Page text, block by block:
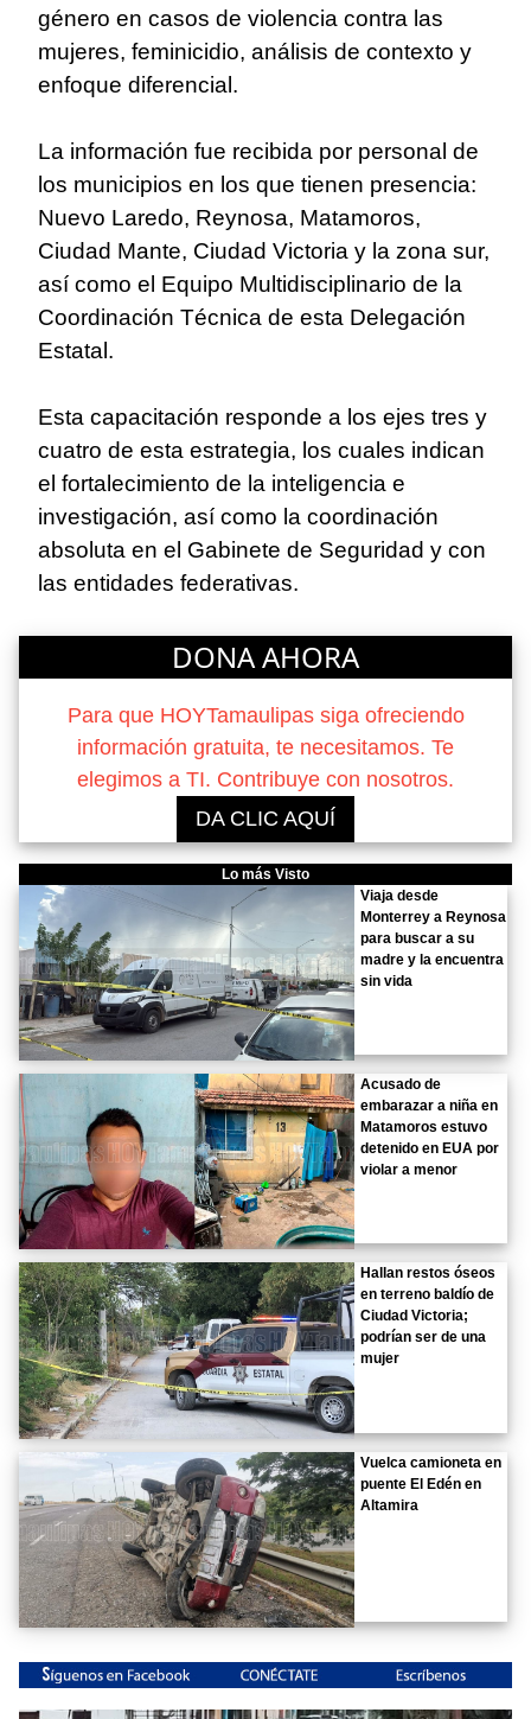
género en casos de violencia contra las
mujeres, feminicidio, análisis de contexto y
enfoque diferencial.
La información fue recibida por personal de
los municipios en los que tienen presencia:
Nuevo Laredo, Reynosa, Matamoros,
Ciudad Mante, Ciudad Victoria y la zona sur,
así como el Equipo Multidisciplinario de la
Coordinación Técnica de esta Delegación
Estatal.
Esta capacitación responde a los ejes tres y
cuatro de esta estrategia, los cuales indican
el fortalecimiento de la inteligencia e
investigación, así como la coordinación
absoluta en el Gabinete de Seguridad y con
las entidades federativas.
DONA AHORA
Para que HOYTamaulipas siga ofreciendo
información gratuita, te necesitamos. Te
elegimos a TI. Contribuye con nosotros.
DA CLIC AQUÍ
Lo más Visto
Viaja desde
Monterrey a Reynosa
para buscar a su
madre y la encuentra
sin vida
Acusado de
embarazar a niña en
Matamoros estuvo
detenido en EUA por
violar a menor
Hallan restos óseos
en terreno baldío de
Ciudad Victoria;
podrían ser de una
mujer
Vuelca camioneta en
puente El Edén en
Altamira